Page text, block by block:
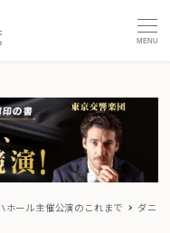
MENU
ホール主催公演のこれまで
ダニ